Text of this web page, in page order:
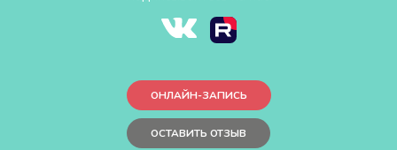
ОНЛАЙН-ЗАПИСЬ
ОСТАВИТЬ ОТЗЫВ